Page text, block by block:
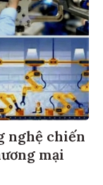
nghệ chiến
mại